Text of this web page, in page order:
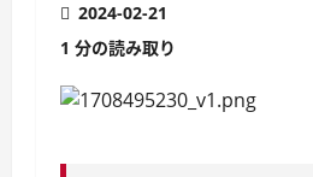
2024-02-21
1 分の読み取り